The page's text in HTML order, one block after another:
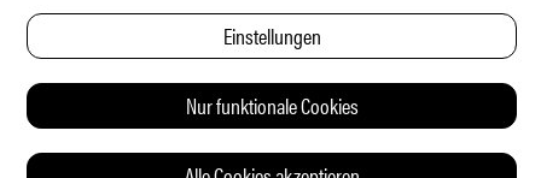
Einstellungen
Nur funktionale Cookies